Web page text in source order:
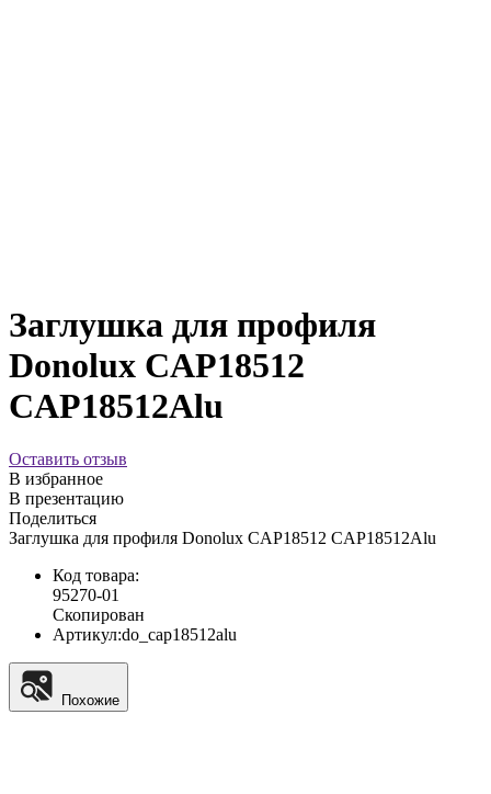
Заглушка для профиля
Donolux CAP18512
CAP18512Alu
Оставить отзыв
В избранное
В презентацию
Поделиться
Заглушка для профиля Donolux CAP18512 CAP18512Alu
Код товара:
95270-01
Скопирован
Артикул:do_cap18512alu
Похожие